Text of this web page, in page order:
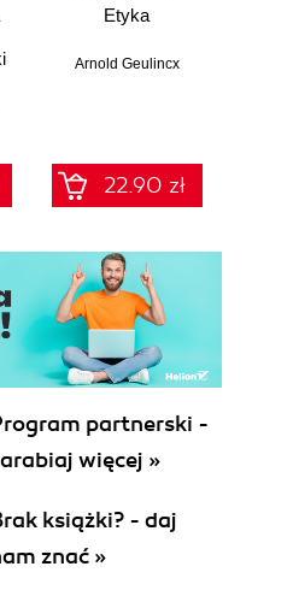
Etyka
Arnold Geulincx
22.90 zł
partnerski -
więcej »
książki? - daj
znać »